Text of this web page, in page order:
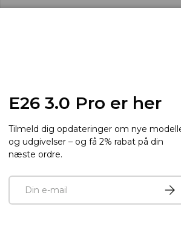
E26 3.0 Pro er her
Tilmeld dig opdateringer om nye
og udgivelser – og få 2% rabat på din
næste ordre.
E-mail